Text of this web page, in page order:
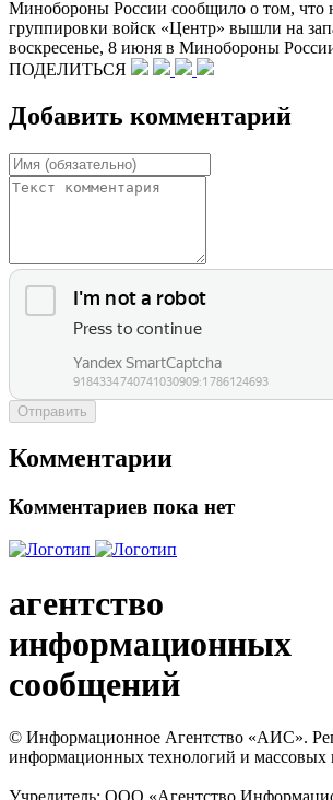
Минобороны России сообщило о том, что
группировки войск «Центр» вышли на
воскресенье, 8 июня в Минобороны
ПОДЕЛИТЬСЯ
Добавить комментарий
Отправить
Комментарии
Комментариев пока нет
агентство
информационных
сообщений
© Информационное Агентство «АИС».
информационных технологий и массовых
Учредитель: ООО «Агентство